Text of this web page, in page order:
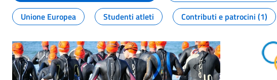
Unione Europea
Studenti atleti Contributi e patrocini (1)